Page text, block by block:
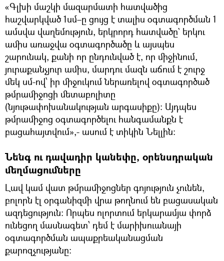
«Գլխի մաշկի մազարմատի հատվածից
հաշվարկված 1սմ–ը ցույց է տալիս օգտագործման 1
ամսվա վաղեմություն, երկրորդ հատվածը` երկու
ամիս առաջվա օգտագործածը և այսպես
շարունակ, քանի որ ընդունված է, որ միջինում,
յուրաքանչյուր ամիս, մարդու մազն աճում է շուրջ
մեկ սմ-ով՝ իր միջուկում ներառելով օգտագործած
թմրամիջոցի մետաբոլիտը
(նյութափոխանակության արգասիքը)։ Այդպես
թմրամիջոց օգտագործելու հանգամանքն է
բացահայտվում»,- ասում է տիկին Նելլին։
Նենգ ու դավադիր կանեփը, օրենսդրական
մեղմացումները
Լավ կամ վատ թմրամիջոցներ գոյություն չունեն,
բոլորն էլ օրգանիզմի վրա թողնում են բացասական
ազդեցություն։ Որպես ոլորտում երկարամյա փորձ
ունեցող մասնագետ՝ դեմ է մարիխուանայի
օգտագործման ապաքրեականացման
քարոզչությանը։